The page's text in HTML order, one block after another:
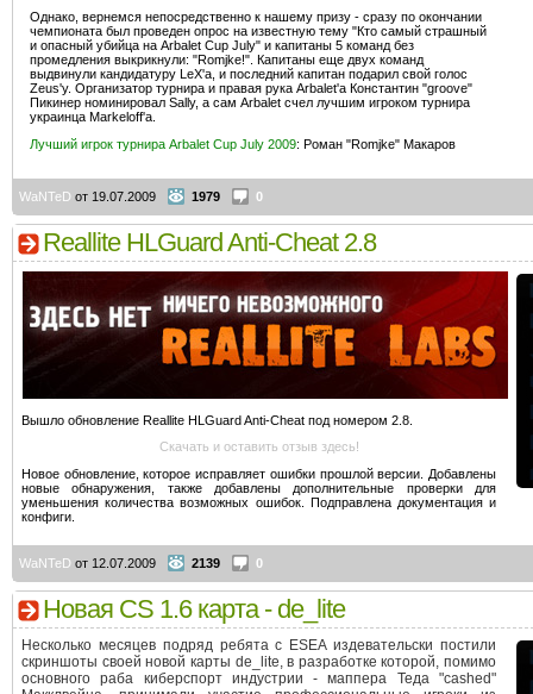
Однако, вернемся непосредственно к нашему призу - сразу по окончании
чемпионата был проведен опрос на известную тему "Кто самый страшный
и опасный убийца на Arbalet Cup July" и капитаны 5 команд без
промедления выкрикнули: "Romjke!". Капитаны еще двух команд
выдвинули кандидатуру LeX'а, и последний капитан подарил свой голос
Zeus'у. Организатор турнира и правая рука Arbalet'а Константин "groove"
Пикинер номинировал Sally, а сам Arbalet счел лучшим игроком турнира
украинца Markeloff'а.
Лучший игрок турнира Arbalet Cup July 2009: Роман "Romjke" Макаров
WaNTeD от 19.07.2009 1979 0
Reallite HLGuard Anti-Cheat 2.8
Вышло обновление Reallite HLGuard Anti-Cheat под номером 2.8.
Скачать и оставить отзыв здесь!
Новое обновление, которое исправляет ошибки прошлой версии. Добавлены
новые обнаружения, также добавлены дополнительные проверки для
уменьшения количества возможных ошибок. Подправлена документация и
конфиги.
WaNTeD от 12.07.2009 2139 0
Новая CS 1.6 карта - de_lite
Несколько месяцев подряд ребята с ESEA издевательски постили
скриншоты своей новой карты de_lite, в разработке которой, помимо
основного раба киберспорт индустрии - маппера Теда "cashed"